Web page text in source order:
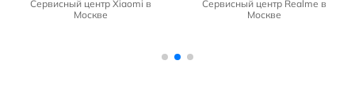
Сервисный центр Xiaomi в
Москве
Сервисный центр Realme в
Москве